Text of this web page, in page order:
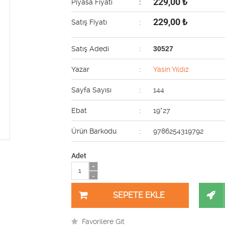
Piyasa Fiyatı :
Satış Fiyatı : 229,00₺
Satış Adedi : 30527
Yazar : Yasin Yıldız
Sayfa Sayısı : 144
Ebat : 19*27
Ürün Barkodu : 9786254319792
Adet
+
-
Favorilere Git